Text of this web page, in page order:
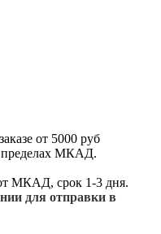
от 5000 руб
пределах МКАД.
МКАД, срок 1-3 дня.
для отправки в